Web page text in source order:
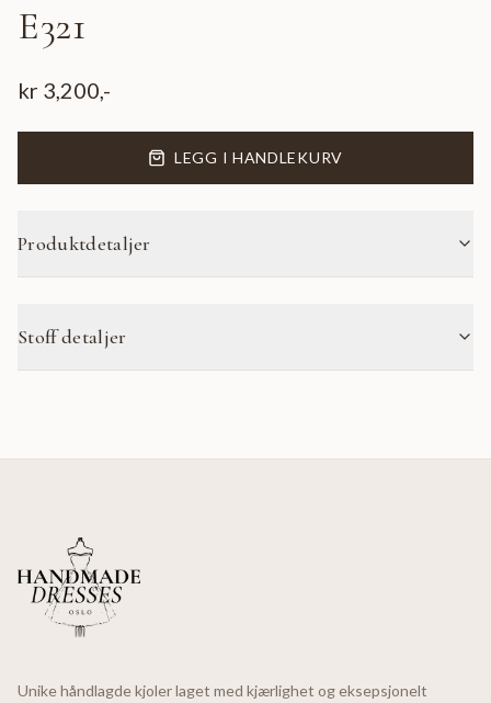
E321
kr 3,200 ,-
LEGG I HANDLEKURV
Produktdetaljer
Stoff detaljer
Unike håndlagde kjoler laget med kjærlighet og eksepsjonelt